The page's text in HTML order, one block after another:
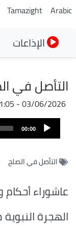
Arabic
Tamazight
الإذاعات
التأصل في
03/06/2026 - 11:05
ملف
الصوت
Audio
Player
00:00
التأصل في الصلح
عاشوراء
الهجرة